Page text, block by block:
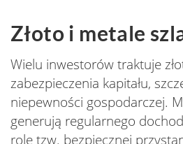
Złoto i metale
Wielu inwestorów traktuje
zabezpieczenia kapitału,
niepewności gospodarczej.
generują regularnego
rolę tzw. bezpiecznej